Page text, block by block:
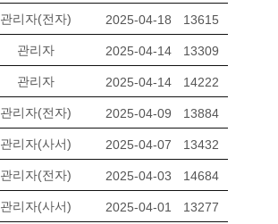
관리자(전자) 2025-04-18 13615
관리자 2025-04-14 13309
관리자 2025-04-14 14222
관리자(전자) 2025-04-09 13884
관리자(사서) 2025-04-07 13432
관리자(전자) 2025-04-03 14684
관리자(사서) 2025-04-01 13277